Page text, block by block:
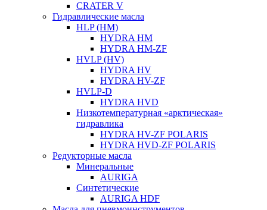
CRATER V
Гидравлические масла
HLP (HM)
HYDRA HM
HYDRA HM-ZF
HVLP (HV)
HYDRA HV
HYDRA HV-ZF
HVLP-D
HYDRA HVD
Низкотемпературная «арктическая»
гидравлика
HYDRA HV-ZF POLARIS
HYDRA HVD-ZF POLARIS
Редукторные масла
Минеральные
AURIGA
Синтетические
AURIGA HDF